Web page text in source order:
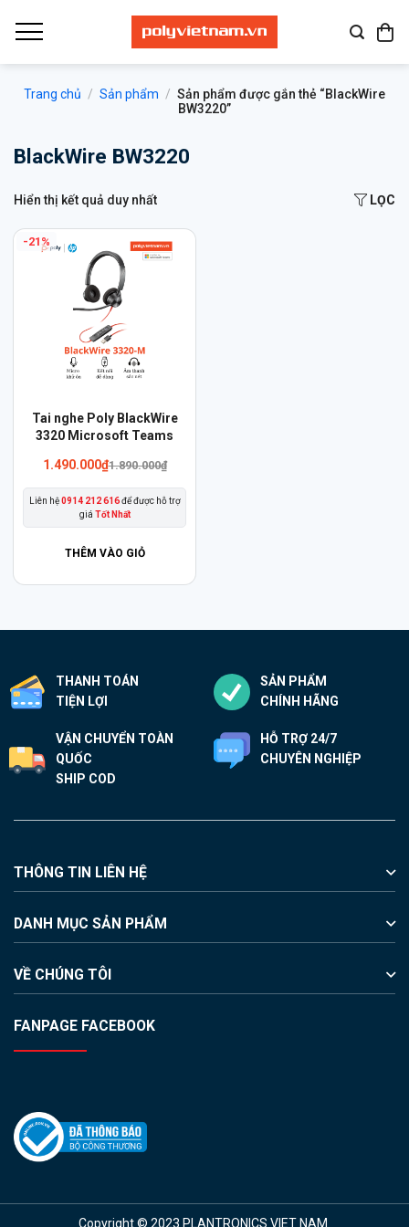
qua
Trang chủ / Sản phẩm / Sản phẩm được gắn thẻ “BlackWire
BW3220”
BlackWire BW3220
Hiển thị kết quả duy nhất LỌC
-21%
Tai nghe Poly BlackWire
3320 Microsoft Teams
1.490.000₫1.890.000₫
Liên hệ0914 212 616để được hỗ trợ
giá Tốt Nhất
THÊM VÀO GIỎ
Sản
phẩm
nhiều
biến
được
chọn
trang
sản
THANH TOÁN
TIỆN LỢI
SẢN PHẨM
CHÍNH HÃNG
VẬN CHUYỂN TOÀN
QUỐC
SHIP COD
HỖ TRỢ 24/7
CHUYÊN NGHIỆP
THÔNG TIN LIÊN HỆ
DANH MỤC SẢN PHẨM
VỀ CHÚNG TÔI
FANPAGE FACEBOOK
Copyright © 2023 PLANTRONICS VIET NAM.